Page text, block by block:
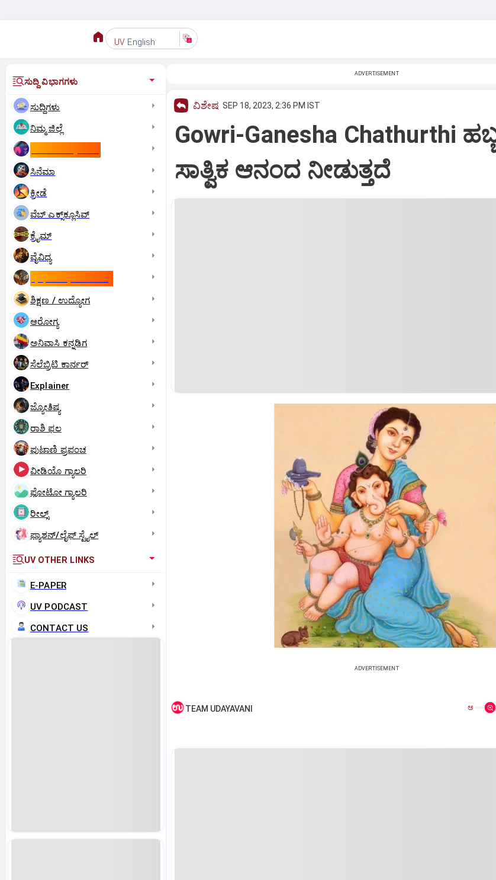
UV English
ಸುದ್ದಿ ವಿಭಾಗಗಳು
ಸುದ್ದಿಗಳು
ನಿಮ್ಮ ಜಿಲ್ಲೆ
ಸಿನೆಮಾ
ಕ್ರೀಡೆ
ವೆಬ್ ಎಕ್ಸ್‌ಕ್ಲೂಸಿವ್
ಕ್ರೈಮ್
ವೈವಿಧ್ಯ
ಶಿಕ್ಷಣ / ಉದ್ಯೋಗ
ಆರೋಗ್ಯ
ಅನಿವಾಸಿ ಕನ್ನಡಿಗ
ಸೆಲೆಬ್ರಿಟಿ ಕಾರ್ನರ್‌
Explainer
ಜ್ಯೋತಿಷ್ಯ
ರಾಶಿ ಫಲ
ಪುಟಾಣಿ ಪ್ರಪಂಚ
ವೀಡಿಯೊ ಗ್ಯಾಲರಿ
ಫೋಟೋ ಗ್ಯಾಲರಿ
ರೀಲ್ಸ್
ಫ್ಯಾಶನ್/ಲೈಫ್‌ ಸ್ಟೈಲ್
UV OTHER LINKS
E-PAPER
UV PODCAST
CONTACT US
ADVERTISEMENT
ವಿಶೇಷ SEP 18, 2023, 2:36 PM IST
Gowri-Ganesha Chathurthi
ಸಾತ್ವಿಕ ಆನಂದ ನೀಡುತ್ತದೆ
ADVERTISEMENT
TEAM UDAYAVANI ಅ